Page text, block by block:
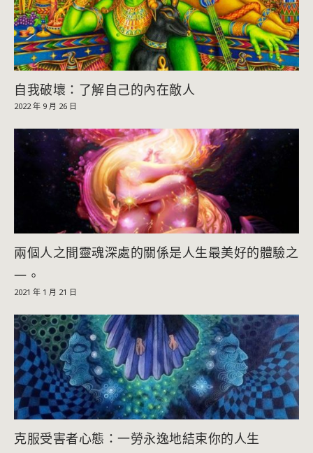
自我破壞：了解自己的內在敵人
2022 年 9 月 26 日
兩個人之間靈魂深處的關係是人生最美好的體驗之
一。
2021 年 1 月 21 日
克服受害者心態：一勞永逸地結束你的人生